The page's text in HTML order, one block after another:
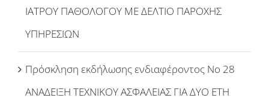
ΙΑΤΡΟΥ ΠΑΘΟΛΟΓΟΥ ΜΕ ΔΕΛΤΙΟ ΠΑΡΟΧΗΣ
ΥΠΗΡΕΣΙΩΝ
Πρόσκληση εκδήλωσης ενδιαφέροντος Νο 28
ΑΝΑΔΕΙΞΗ ΤΕΧΝΙΚΟΥ ΑΣΦΑΛΕΙΑΣ ΓΙΑ ΔΥΟ ΕΤΗ